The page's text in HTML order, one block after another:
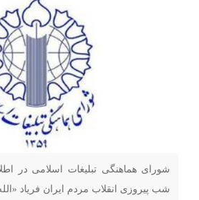
شورای هماهنگی تبلیغات اسلامی در
شب پیروزی انقلاب مردم ایران فریاد